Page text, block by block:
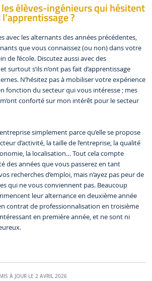
élèves-ingénieurs qui hésitent
?
avec les alternants des années précédentes,
que vous connaissez (ou non) dans votre
de l’école. Discutez aussi avec des
surtout s’ils n’ont pas fait d’apprentissage
N’hésitez pas à mobiliser votre expérience
fonction du secteur qui vous intéresse ; mes
conforté sur mon intérêt pour le secteur
simplement parce qu’elle se propose
d’activité, la taille de l’entreprise, la qualité
la localisation… Tout cela compte
des années que vous passerez en tant
recherches d’emploi, mais n’ayez pas peur de
qui ne vous conviennent pas. Beaucoup
leur alternance en deuxième année
en contrat de professionnalisation en troisième
en première année, et ne sont ni
MIS À JOUR LE 2 AVRIL 2026